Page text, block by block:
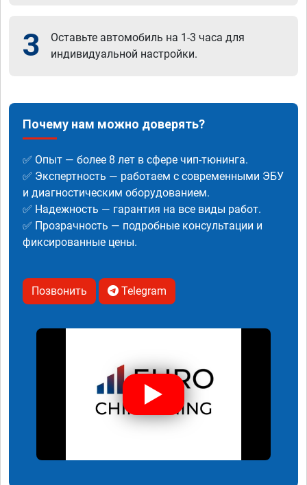
3
Оставьте автомобиль на 1-3 часа для
индивидуальной настройки.
Почему нам можно доверять?
✅ Опыт — более 8 лет в сфере чип-тюнинга.
✅ Экспертность — работаем с современными ЭБУ
и диагностическим оборудованием.
✅ Надежность — гарантия на все виды работ.
✅ Прозрачность — подробные консультации и
фиксированные цены.
Позвонить Telegram